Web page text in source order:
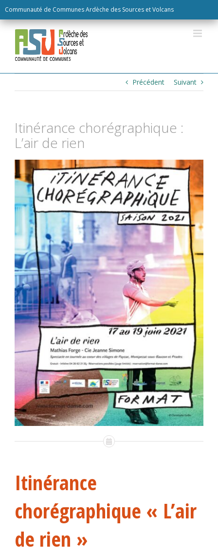
Communauté de Communes Ardèche des Sources et Volcans
to
content
Précédent Suivant
Itinérance chorégraphique :
L’air de rien
Itinérance
chorégraphique « L’air
de rien »